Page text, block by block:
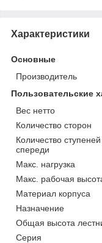
Характеристики
Основные
Производитель
Пользовательские
Вес нетто
Количество сторон
Количество ступеней
спереди
Макс. нагрузка
Макс. рабочая
Материал корпуса
Назначение
Общая высота
Серия